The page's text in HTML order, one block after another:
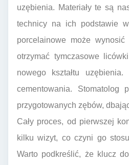
uzębienia. Materiały te są
technicy na ich podstawie
porcelainowe może
otrzymać tymczasowe
nowego kształtu
cementowania. Stomatolog
przygotowanych zębów,
Cały proces, od pierwszej
kilku wizyt, co czyni go
Warto podkreślić, że klucz